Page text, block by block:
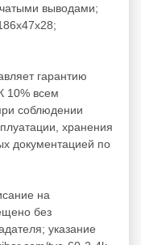
выводами;
гарантию
10% всем
соблюдении
хранения
документацией по
на
без
указание